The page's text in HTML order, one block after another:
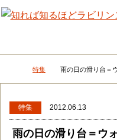
メニュー
DEEokinawaトップ
特集 雨の日の滑り台＝
特集 2012.06.13
雨の日の滑り台＝ウ